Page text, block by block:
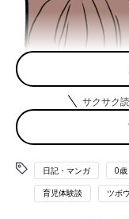
サクサク
日記・マンガ 0歳
育児体験談 ツボ